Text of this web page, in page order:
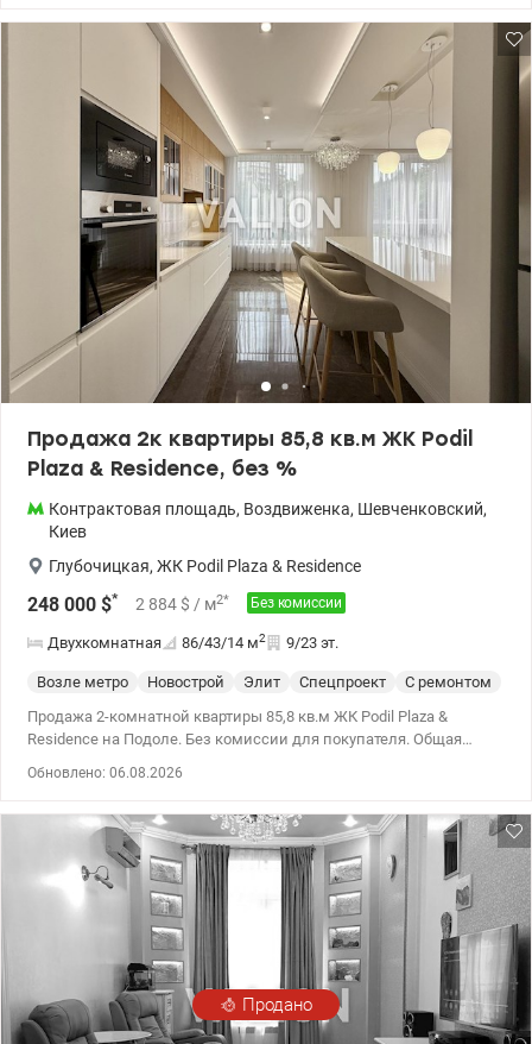
мебели и сантехники. Квартира находится в центральной
секции 3, оборудована встроенной кухней и шкафами, бытовой
техникой, гардеробной комнатой, 2-мя санузлами. ЖК Podil Plaza
& Residence бизнес-класса, с собственной охраной, автономной
котельной, фитнес-клубом и спа-салоном, в доме установлен
генератор. Цена 248 000 у.е. тел. (067) 445 26 27 Евгения.
valion.ua/1127724
Продажа 2к квартиры 85,8 кв.м ЖК Podil
Plaza & Residence, без %
Контрактовая площадь, Воздвиженка, Шевченковский,
Киев
Глубочицкая, ЖК Podil Plaza & Residence
248 000 $* 2 884 $ / м2* Без комиссии
Двухкомнатная 86/43/14 м2 9/23 эт.
Возле метро Новострой Элит Спецпроект
С ремонтом
Продажа 2-комнатной квартиры 85,8 кв.м ЖК Podil Plaza &
Residence на Подоле. Без комиссии для покупателя. Общая
мебели и сантехники. Квартира находится в центральной
секции 3, оборудована встроенной кухней и шкафами, бытовой
техникой, гардеробной комнатой, 2-мя санузлами. ЖК Podil Plaza
& Residence бизнес-класса, с собственной охраной, автономной
котельной, фитнес-клубом и спа-салоном, в доме установлен
генератор. Цена 248 000 у.е. тел. (067) 445 26 27 Евгения.
valion.ua/1127724
Обновлено: 06.08.2026
Продано